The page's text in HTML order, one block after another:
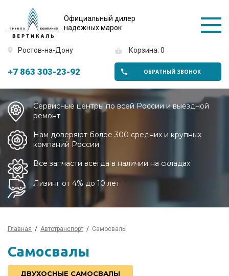
Официальный дилер
надежных марок
Ростов-на-Дону Корзина: 0
+7 863 303-23-92 ОБРАТНЫЙ ЗВОНОК
Сервисные центры по всей России и выездной
ремонт
Нам доверяют более 300 средних и крупных
компаний России
Все запчасти всегда в наличии на складах
Лизинг от 4% до 10 лет
Главная Автотранспорт Самосвалы
Самосвалы
ДВУХОСНЫЕ САМОСВАЛЫ